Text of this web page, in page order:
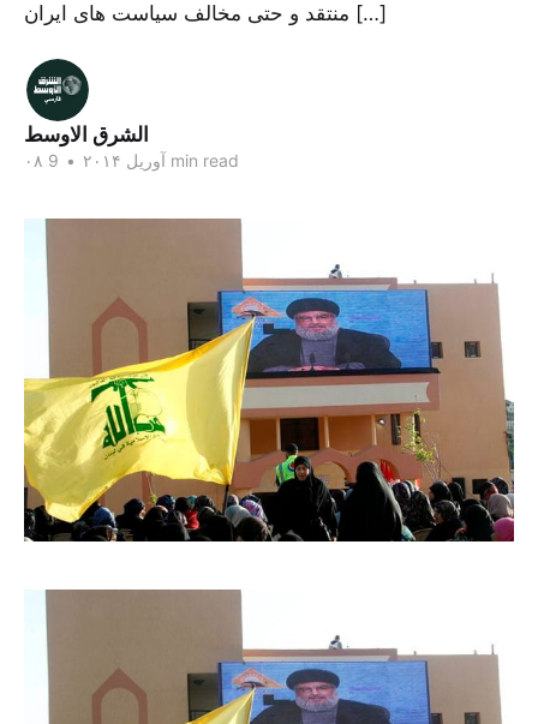
منتقد و حتی مخالف سیاست هاى ایران […]
الشرق الاوسط
۰۸ آوریل ۲۰۱۴ • 9 min read